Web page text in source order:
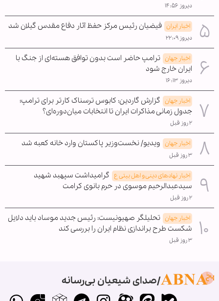
دیروز ۱۴:۵۶
اخبار ایران فیضیان رئیس مرکز حفظ آثار دفاع مقدس گیلان شد
دیروز ۲۲:۰۹
اخبار جهان ترامپ حاضر است بدون توافق هسته‌ای از جنگ با
ایران خارج شود
دیروز ۱۶:۱۳
اخبار جهان گزارش گاردین: کابوس ترسناک کارتر برای ترامپ؛
جدول زمانی مذاکرات ایران تا انتخابات میان‌دوره‌ای؟
۲ روز قبل
اخبار جهان ویدیو/ نخست‌وزیر پاکستان وارد خانه کعبه شد
۳ روز قبل
اخبار نهادهای دینی و اهل بیتی ع گرامیداشت سپهبد شهید
سیدعبدالرحیم موسوی در حرم بانوی کرامت
۲ روز قبل
اخبار جهان تحلیلگر صهیونیست: رئیس جدید موساد باید دلایل
شکست طرح براندازی نظام ایران را بررسی کند
۳ روز قبل
صدای شیعیان بی‌رسانه